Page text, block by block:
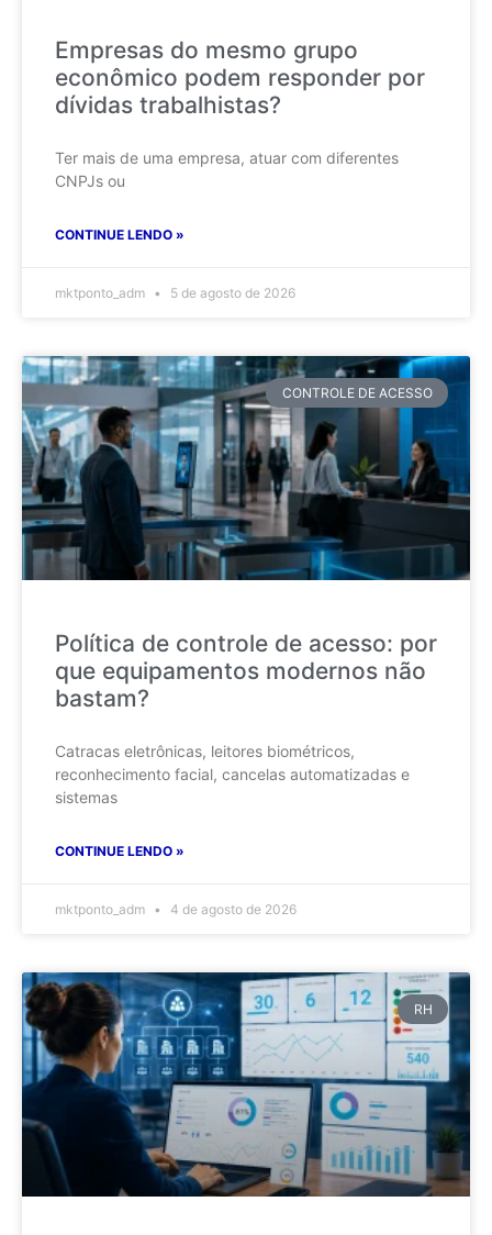
Empresas do mesmo grupo
econômico podem responder por
dívidas trabalhistas?
Ter mais de uma empresa, atuar com diferentes
CNPJs ou
CONTINUE LENDO »
mktponto_adm 5 de agosto de 2026
CONTROLE DE ACESSO
Política de controle de acesso: por
que equipamentos modernos não
bastam?
Catracas eletrônicas, leitores biométricos,
reconhecimento facial, cancelas automatizadas e
sistemas
CONTINUE LENDO »
mktponto_adm 4 de agosto de 2026
RH